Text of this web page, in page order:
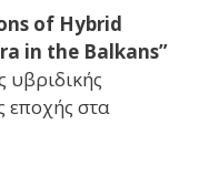
of Hybrid
in the Balkans”
υβριδικής
εποχής στα